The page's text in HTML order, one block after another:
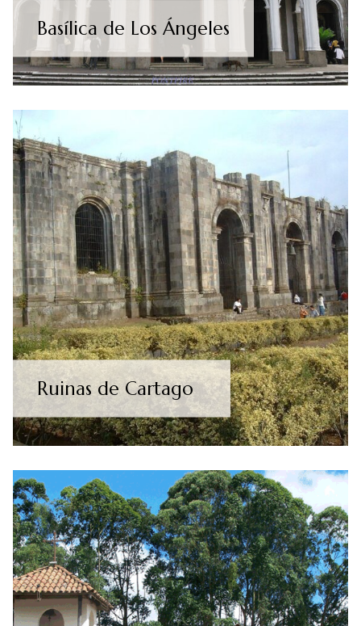
Basílica de Los Ángeles
Ruinas de Cartago